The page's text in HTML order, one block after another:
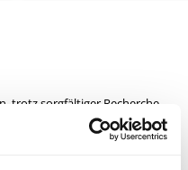
trotz sorgfältiger Recherche,
und ersetzen nicht
und